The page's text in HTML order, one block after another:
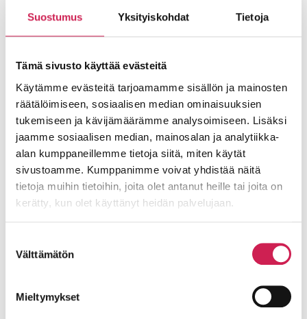
Suostumus Yksityiskohdat Tietoja
Tämä sivusto käyttää evästeitä
Käytämme evästeitä tarjoamamme sisällön ja mainosten
räätälöimiseen, sosiaalisen median ominaisuuksien
tukemiseen ja kävijämäärämme analysoimiseen. Lisäksi
jaamme sosiaalisen median, mainosalan ja analytiikka-
alan kumppaneillemme tietoja siitä, miten käytät
sivustoamme. Kumppanimme voivat yhdistää näitä
tietoja muihin tietoihin, joita olet antanut heille tai joita on
kerätty, kun olet käyttänyt heidän palvelujaan.
valinta
Välttämätön
Mieltymykset
Lue lisää
Helsingin Pasilassa on avannut Kulttuuriaukion,
joka toimii näyttämönä viihteelle, konserteille
ja muille tapahtumille. Kulttuuriaukion